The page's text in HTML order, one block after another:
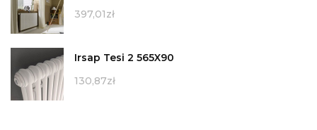
397,01zł
Irsap Tesi 2 565X90
130,87zł